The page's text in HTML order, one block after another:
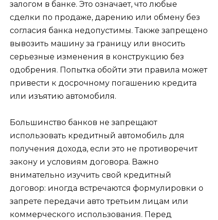
залогом в банке. Это означает, что любые
сделки по продаже, дарению или обмену без
согласия банка недопустимы. Также запрещено
вывозить машину за границу или вносить
серьезные изменения в конструкцию без
одобрения. Попытка обойти эти правила может
привести к досрочному погашению кредита
или изъятию автомобиля.
Большинство банков не запрещают
использовать кредитный автомобиль для
получения дохода, если это не противоречит
закону и условиям договора. Важно
внимательно изучить свой кредитный
договор: иногда встречаются формулировки о
запрете передачи авто третьим лицам или
коммерческого использования. Перед